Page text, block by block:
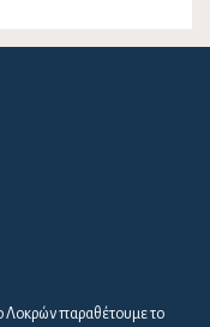
Λοκρών παραθέτουμε το